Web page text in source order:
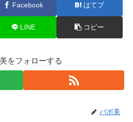
Facebook はてブ
LINE コピー
をフォローする
バボ美